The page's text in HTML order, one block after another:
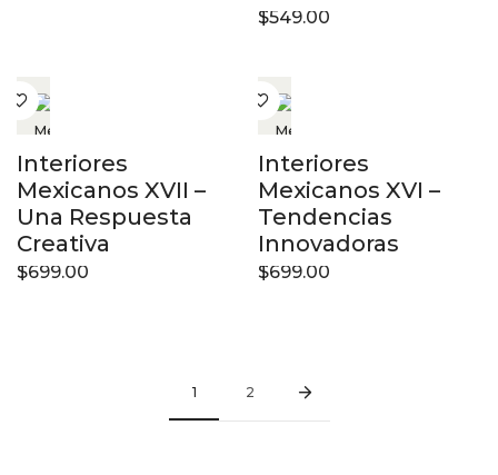
$549.00
Interiores
Mexicanos XVII –
Una Respuesta
Creativa
$699.00
Interiores
Mexicanos XVI –
Tendencias
Innovadoras
$699.00
1 2